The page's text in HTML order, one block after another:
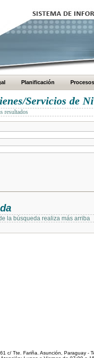
Planificación Procesos
Servicios de
resultados
la búsqueda realiza más arriba
c/ Tte. Fariña. Asunción, Paraguay -